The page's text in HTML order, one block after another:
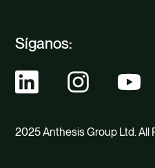
Síganos:
2025 Anthesis Group Ltd. All